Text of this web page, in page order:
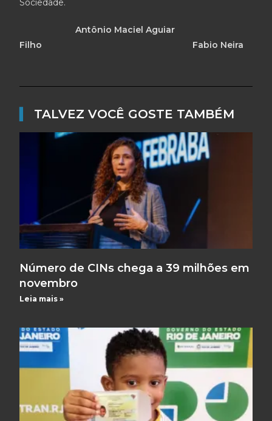
Sociedade.
Antônio Maciel Aguiar
Filho
Fabio Neira
TALVEZ VOCÊ GOSTE TAMBÉM
Número de CINs chega a 39 milhões em
novembro
Leia mais »